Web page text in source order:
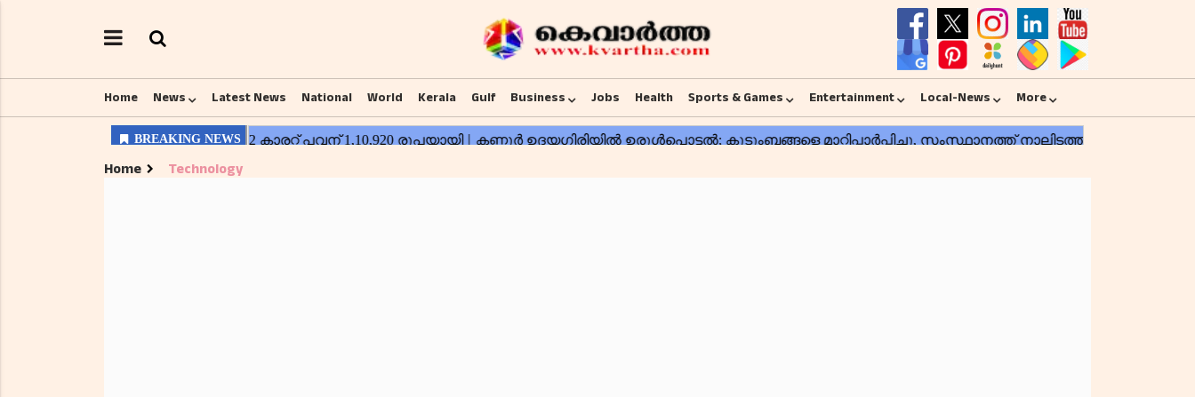
Home News Latest News National World Kerala Gulf Business Jobs Health Sports & Games Entertainment Local-News More
Home Technology